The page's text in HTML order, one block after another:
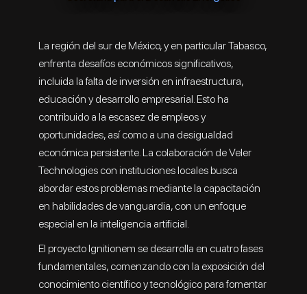
La región del sur de México, y en particular Tabasco,
enfrenta desafíos económicos significativos,
incluida la falta de inversión en infraestructura,
educación y desarrollo empresarial. Esto ha
contribuido a la escasez de empleos y
oportunidades, así como a una desigualdad
económica persistente. La colaboración de Veler
Technologies con instituciones locales busca
abordar estos problemas mediante la capacitación
en habilidades de vanguardia, con un enfoque
especial en la inteligencia artificial.
El proyecto Ignitionem se desarrolla en cuatro fases
fundamentales, comenzando con la exposición del
conocimiento científico y tecnológico para fomentar